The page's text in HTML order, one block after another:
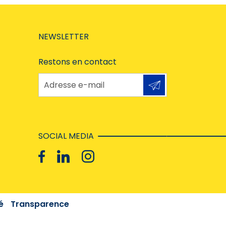
NEWSLETTER
Restons en contact
Adresse e-mail
SOCIAL MEDIA
Transparence